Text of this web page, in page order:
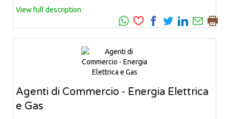
View full description
Agenti di Commercio - Energia Elettrica
e Gas